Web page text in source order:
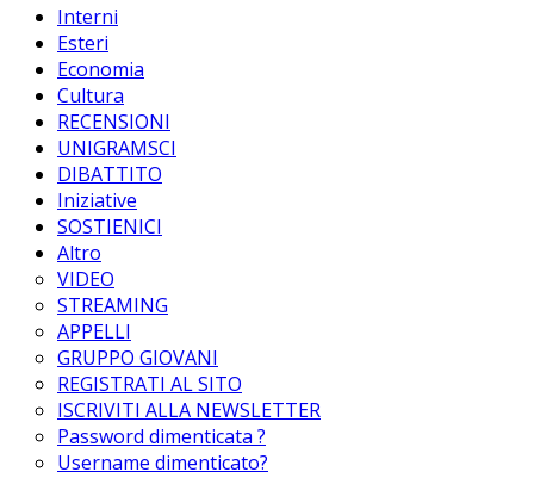
Interni
Esteri
Economia
Cultura
RECENSIONI
UNIGRAMSCI
DIBATTITO
Iniziative
SOSTIENICI
Altro
VIDEO
STREAMING
APPELLI
GRUPPO GIOVANI
REGISTRATI AL SITO
ISCRIVITI ALLA NEWSLETTER
Password dimenticata ?
Username dimenticato?